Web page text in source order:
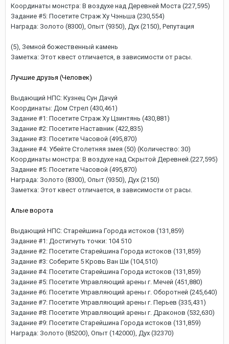
Координаты монстра: В воздухе над Деревней Моста (227,595)
Задание #5: Посетите Страж Ху Чэньша (230,554)
Награда: Золото (8300), Опыт (9350), Дух (2150), Репутация
(5), Земной божественный камень
Заметка: Этот квест отличается, в зависимости от расы.
Лучшие друзья (Человек)
Выдающий НПС: Кузнец Сун Дачуй
Координаты: Дом Стрел (430,461)
Задание #1: Посетите Страж Ху Цзинтянь (430,881)
Задание #2: Посетите Наставник (422,835)
Задание #3: Посетите Часовой (495,870)
Задание #4: Убейте Столетняя змея (50) (Количество: 30)
Координаты монстра: В воздухе над Скрытой Деревней.(227,595)
Задание #5: Посетите Часовой (495,870)
Награда: Золото (8300), Опыт (9350), Дух (2150)
Заметка: Этот квест отличается, в зависимости от расы.
Алые ворота
Выдающий НПС: Старейшина Города истоков (131,859)
Задание #1: Достигнуть точки: 104 510
Задание #2: Посетите Старейшина Города истоков (131,859)
Задание #3: Соберите 5 Кровь Ван Ши (104,510)
Задание #4: Посетите Старейшина Города истоков (131,859)
Задание #5: Посетите Управляющий арены г. Мечей (451,880)
Задание #6: Посетите Управляющий арены г. Оборотней (245,640)
Задание #7: Посетите Управляющий арены г. Перьев (335,431)
Задание #8: Посетите Управляющий арены г. Драконов (532,630)
Задание #9: Посетите Старейшина Города истоков (131,859)
Награда: Золото (85200), Опыт (142000), Дух (32370)